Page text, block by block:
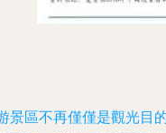
區不再僅僅是觀光